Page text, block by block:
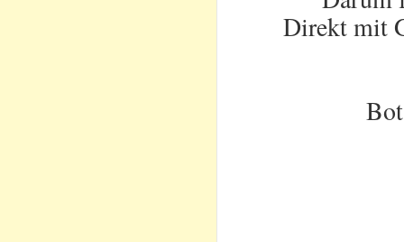
Direkt mit